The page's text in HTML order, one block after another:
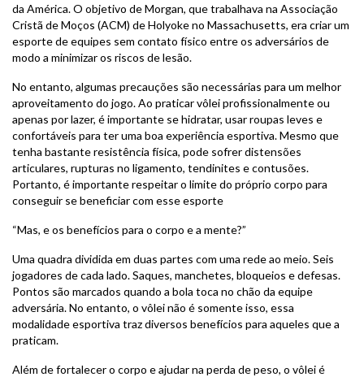
da América. O objetivo de Morgan, que trabalhava na Associação
Cristã de Moços (ACM) de Holyoke no Massachusetts, era criar um
esporte de equipes sem contato físico entre os adversários de
modo a minimizar os riscos de lesão.
No entanto, algumas precauções são necessárias para um melhor
aproveitamento do jogo. Ao praticar vôlei profissionalmente ou
apenas por lazer, é importante se hidratar, usar roupas leves e
confortáveis para ter uma boa experiência esportiva. Mesmo que
tenha bastante resistência física, pode sofrer distensões
articulares, rupturas no ligamento, tendinites e contusões.
Portanto, é importante respeitar o limite do próprio corpo para
conseguir se beneficiar com esse esporte
“Mas, e os benefícios para o corpo e a mente?”
Uma quadra dividida em duas partes com uma rede ao meio. Seis
jogadores de cada lado. Saques, manchetes, bloqueios e defesas.
Pontos são marcados quando a bola toca no chão da equipe
adversária. No entanto, o vôlei não é somente isso, essa
modalidade esportiva traz diversos benefícios para aqueles que a
praticam.
Além de fortalecer o corpo e ajudar na perda de peso, o vôlei é